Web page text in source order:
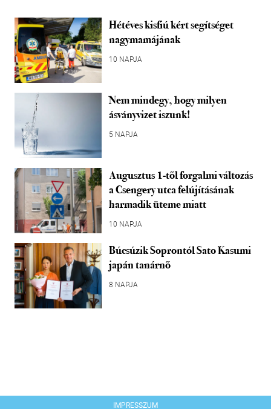
Hétéves kisfiú kért segítséget
nagymamájának
10 NAPJA
Nem mindegy, hogy milyen
ásványvizet iszunk!
5 NAPJA
Augusztus 1-től forgalmi változás
a Csengery utca felújításának
harmadik üteme miatt
10 NAPJA
Búcsúzik Soprontól Sato Kasumi
japán tanárnő
8 NAPJA
IMPRESSZUM